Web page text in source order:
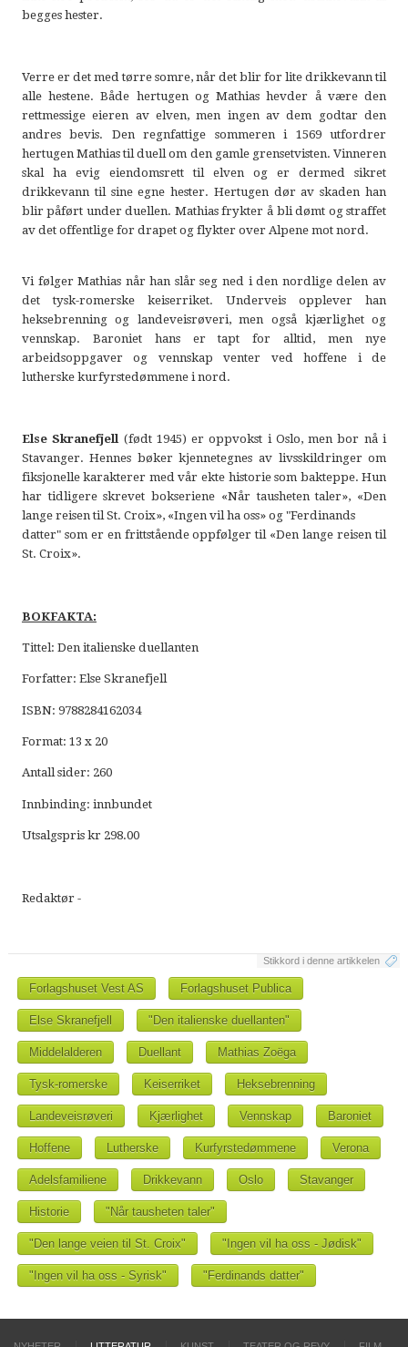
begges hester.
Verre er det med tørre somre, når det blir for lite drikkevann til
alle hestene. Både hertugen og Mathias hevder å være den
rettmessige eieren av elven, men ingen av dem godtar den
andres bevis. Den regnfattige sommeren i 1569 utfordrer
hertugen Mathias til duell om den gamle grensetvisten. Vinneren
skal ha evig eiendomsrett til elven og er dermed sikret
drikkevann til sine egne hester. Hertugen dør av skaden han
blir påført under duellen. Mathias frykter å bli dømt og straffet
av det offentlige for drapet og flykter over Alpene mot nord.
Vi følger Mathias når han slår seg ned i den nordlige delen av
det tysk-romerske keiserriket. Underveis opplever han
heksebrenning og landeveisrøveri, men også kjærlighet og
vennskap. Baroniet hans er tapt for alltid, men nye
arbeidsoppgaver og vennskap venter ved hoffene i de
lutherske kurfyrstedømmene i nord.
Else Skranefjell(født 1945) er oppvokst i Oslo, men bor nå i
Stavanger. Hennes bøker kjennetegnes av livsskildringer om
fiksjonelle karakterer med vår ekte historie som bakteppe. Hun
har tidligere skrevet bokseriene «Når tausheten taler», «Den
lange reisen til St. Croix», «Ingen vil ha oss» og "Ferdinands
datter" som er en frittstående oppfølger til «Den lange reisen til
St. Croix».
BOKFAKTA:
Tittel: Den italienske duellanten
Forfatter: Else Skranefjell
ISBN: 9788284162034
Format: 13 x 20
Antall sider: 260
Innbinding: innbundet
Utsalgspris kr 298.00
Redaktør -
Stikkord i denne artikkelen
Forlagshuset Vest AS Forlagshuset Publica
Else Skranefjell "Den italienske duellanten"
Middelalderen Duellant Mathias Zoëga
Tysk-romerske Keiserriket Heksebrenning
Landeveisrøveri Kjærlighet Vennskap Baroniet
Hoffene Lutherske Kurfyrstedømmene Verona
Adelsfamiliene Drikkevann Oslo Stavanger
Historie "Når tausheten taler"
"Den lange veien til St. Croix" "Ingen vil ha oss - Jødisk"
"Ingen vil ha oss - Syrisk" "Ferdinands datter"